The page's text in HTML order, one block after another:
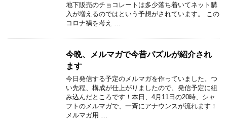
地下販売のチョコレートは多少落ち着いてネット購
入が増えるのではという予想がされています。 この
コロナ禍を考え …
今晩、メルマガで今昔パズルが紹介され
ます
今日発信する予定のメルマガを作っていました。つ
い先程、構成が仕上がりましたので、発信予定に組
み込んだところです！本日、4月11日の20時、シャ
フトのメルマガで、一斉にアナウンスが流れます！
メルマガ用 …